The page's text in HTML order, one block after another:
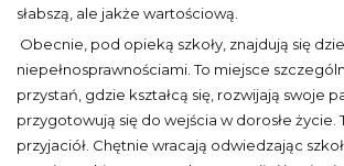
słabszą, ale jakże wartościową.
Obecnie, pod opieką szkoły, znajdują się
niepełnosprawnościami. To miejsce
przystań, gdzie kształcą się, rozwijają swoje
przygotowują się do wejścia w dorosłe życie.
przyjaciół. Chętnie wracają odwiedzając